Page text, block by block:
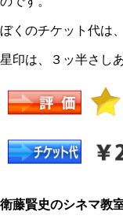
ぼくのチケット代は
星印は、３ッ半さし
衛藤賢史のシネマ教